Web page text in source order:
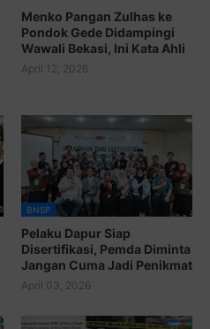
Menko Pangan Zulhas ke
Pondok Gede Didampingi
Wawali Bekasi, Ini Kata Ahli
April 12, 2026
BNSP
Pelaku Dapur Siap
Disertifikasi, Pemda Diminta
Jangan Cuma Jadi Penikmat
April 03, 2026